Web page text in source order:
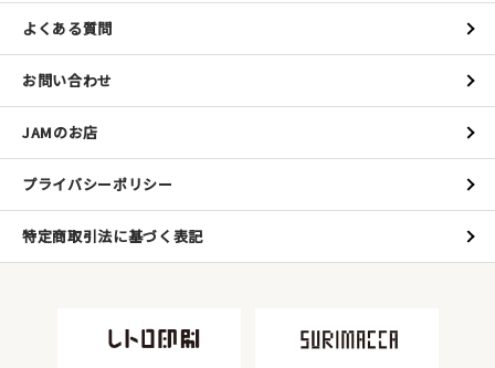
よくある質問
お問い合わせ
JAMのお店
プライバシーポリシー
特定商取引法に基づく表記